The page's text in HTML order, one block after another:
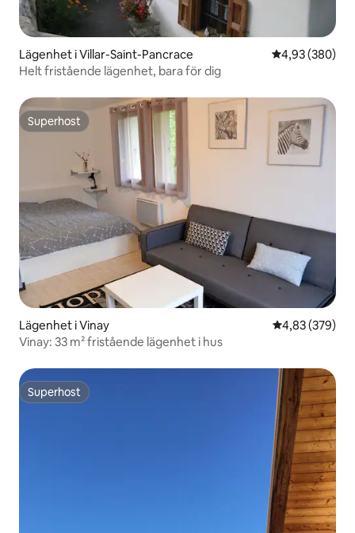
Lägenhet i Villar-Saint-Pancrace 4,93 av 5 i
4,93 (380)
Helt fristående lägenhet, bara för dig
Superhost
Superhost
Lägenhet i Vinay 4,83 av 5 i
4,83 (379)
Vinay: 33 m² fristående lägenhet i hus
Superhost
Superhost